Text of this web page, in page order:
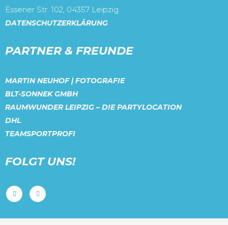
Essener Str. 102, 04357 Leipzig
DATENSCHUTZERKLÄRUNG
PARTNER & FREUNDE
MARTIN NEUHOF | FOTOGRAFIE
BLT-SONNEK GMBH
RAUMWUNDER LEIPZIG – DIE PARTYLOCATION
DHL
TEAMSPORTPROFI
FOLGT UNS!